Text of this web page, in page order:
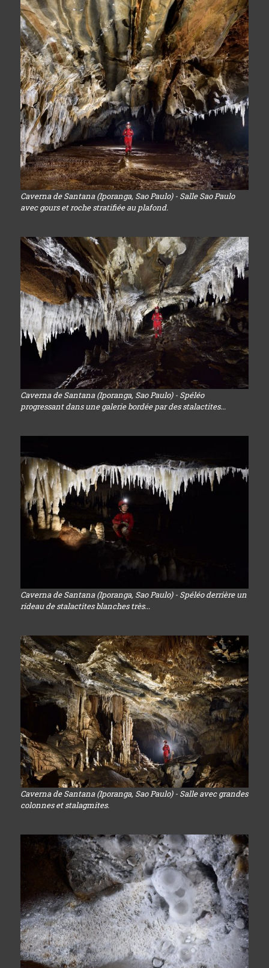
Caverna de Santana (Iporanga, Sao Paulo) - Salle Sao Paulo
avec gours et roche stratifiée au plafond.
Caverna de Santana (Iporanga, Sao Paulo) - Spéléo
progressant dans une galerie bordée par des stalactites...
Caverna de Santana (Iporanga, Sao Paulo) - Spéléo derrière un
rideau de stalactites blanches très...
Caverna de Santana (Iporanga, Sao Paulo) - Salle avec grandes
colonnes et stalagmites.